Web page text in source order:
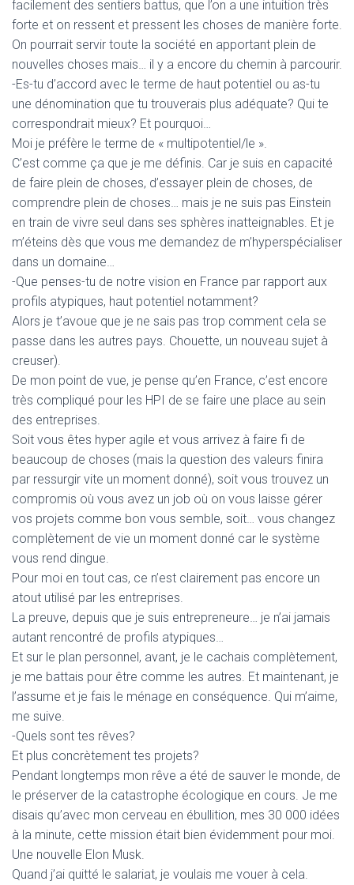
facilement des sentiers battus, que l’on a une intuition très
forte et on ressent et pressent les choses de manière forte.
On pourrait servir toute la société en apportant plein de
nouvelles choses mais… il y a encore du chemin à parcourir.
-Es-tu d’accord avec le terme de haut potentiel ou as-tu
une dénomination que tu trouverais plus adéquate? Qui te
correspondrait mieux? Et pourquoi…
Moi je préfère le terme de « multipotentiel/le ».
C’est comme ça que je me définis. Car je suis en capacité
de faire plein de choses, d’essayer plein de choses, de
comprendre plein de choses… mais je ne suis pas Einstein
en train de vivre seul dans ses sphères inatteignables. Et je
m’éteins dès que vous me demandez de m’hyperspécialiser
dans un domaine…
-Que penses-tu de notre vision en France par rapport aux
profils atypiques, haut potentiel notamment?
Alors je t’avoue que je ne sais pas trop comment cela se
passe dans les autres pays. Chouette, un nouveau sujet à
creuser).
De mon point de vue, je pense qu’en France, c’est encore
très compliqué pour les HPI de se faire une place au sein
des entreprises.
Soit vous êtes hyper agile et vous arrivez à faire fi de
beaucoup de choses (mais la question des valeurs finira
par ressurgir vite un moment donné), soit vous trouvez un
compromis où vous avez un job où on vous laisse gérer
vos projets comme bon vous semble, soit… vous changez
complètement de vie un moment donné car le système
vous rend dingue.
Pour moi en tout cas, ce n’est clairement pas encore un
atout utilisé par les entreprises.
La preuve, depuis que je suis entrepreneure… je n’ai jamais
autant rencontré de profils atypiques…
Et sur le plan personnel, avant, je le cachais complètement,
je me battais pour être comme les autres. Et maintenant, je
l’assume et je fais le ménage en conséquence. Qui m’aime,
me suive.
-Quels sont tes rêves?
Et plus concrètement tes projets?
Pendant longtemps mon rêve a été de sauver le monde, de
le préserver de la catastrophe écologique en cours. Je me
disais qu’avec mon cerveau en ébullition, mes 30 000 idées
à la minute, cette mission était bien évidemment pour moi.
Une nouvelle Elon Musk.
Quand j’ai quitté le salariat, je voulais me vouer à cela.